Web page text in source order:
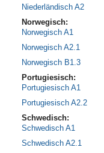
Niederländisch A2
Norwegisch:
Norwegisch A1
Norwegisch A2.1
Norwegisch B1.3
Portugiesisch:
Portugiesisch A1
Portugiesisch A2.2
Schwedisch:
Schwedisch A1
Schwedisch A2.1